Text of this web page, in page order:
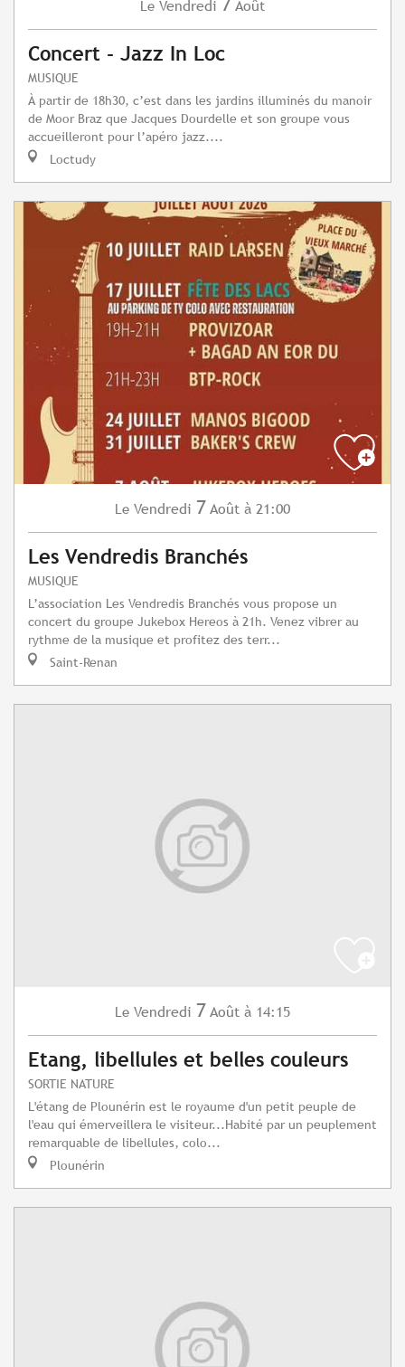
Le Vendredi Août
Concert - Jazz In Loc
MUSIQUE
À partir de 18h30, c’est dans les jardins illuminés du manoir
de Moor Braz que Jacques Dourdelle et son groupe vous
accueilleront pour l’apéro jazz....
Loctudy
Le Vendredi 7 Août à 21:00
Les Vendredis Branchés
MUSIQUE
L’association Les Vendredis Branchés vous propose un
concert du groupe Jukebox Hereos à 21h. Venez vibrer au
rythme de la musique et profitez des terr...
Saint-Renan
Le Vendredi 7 Août à 14:15
Etang, libellules et belles couleurs
SORTIE NATURE
L'étang de Plounérin est le royaume d'un petit peuple de
l'eau qui émerveillera le visiteur...Habité par un peuplement
remarquable de libellules, colo...
Plounérin